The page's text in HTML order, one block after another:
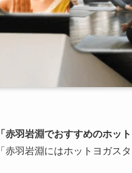
「赤羽岩淵でおすすめのホッ
「赤羽岩淵にはホットヨガス